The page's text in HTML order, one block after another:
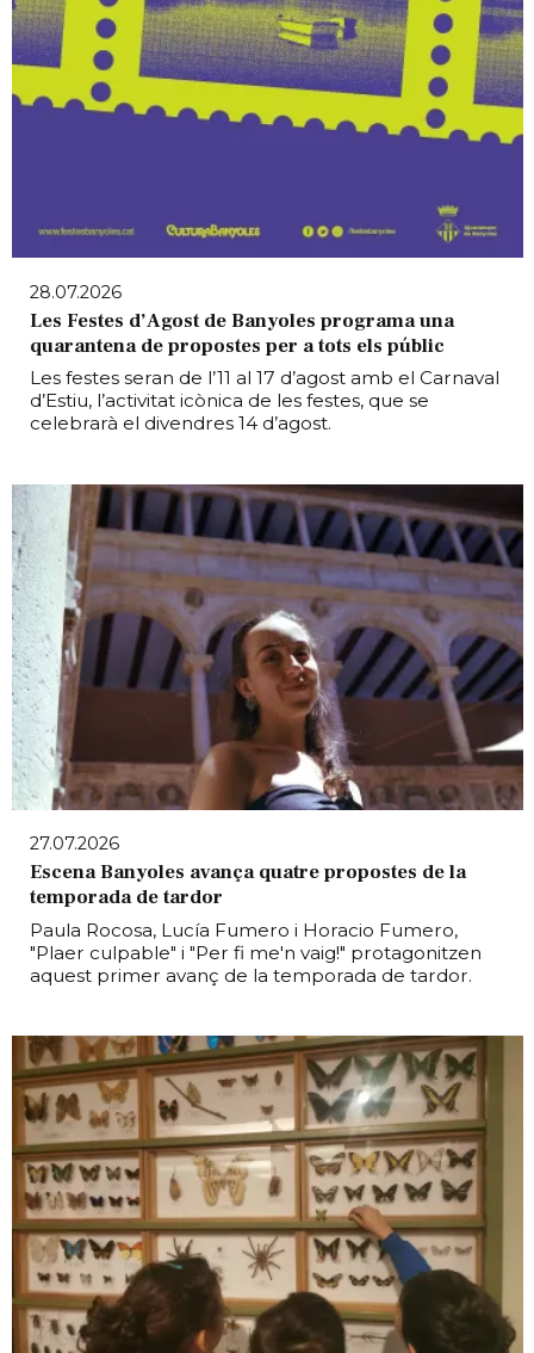
28.07.2026
Les Festes d’Agost de Banyoles programa una
quarantena de propostes per a tots els públic
Les festes seran de l’11 al 17 d’agost amb el Carnaval
d’Estiu, l’activitat icònica de les festes, que se
celebrarà el divendres 14 d’agost.
27.07.2026
Escena Banyoles avança quatre propostes de la
temporada de tardor
Paula Rocosa, Lucía Fumero i Horacio Fumero,
"Plaer culpable" i "Per fi me'n vaig!" protagonitzen
aquest primer avanç de la temporada de tardor.